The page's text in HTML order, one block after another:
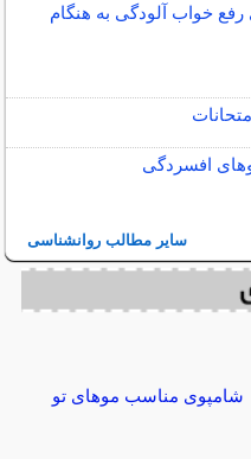
رفع خواب آلودگی به هنگام
افسردگی
سایر مطالب روانشناسی
شامپوی مناسب موهای تو